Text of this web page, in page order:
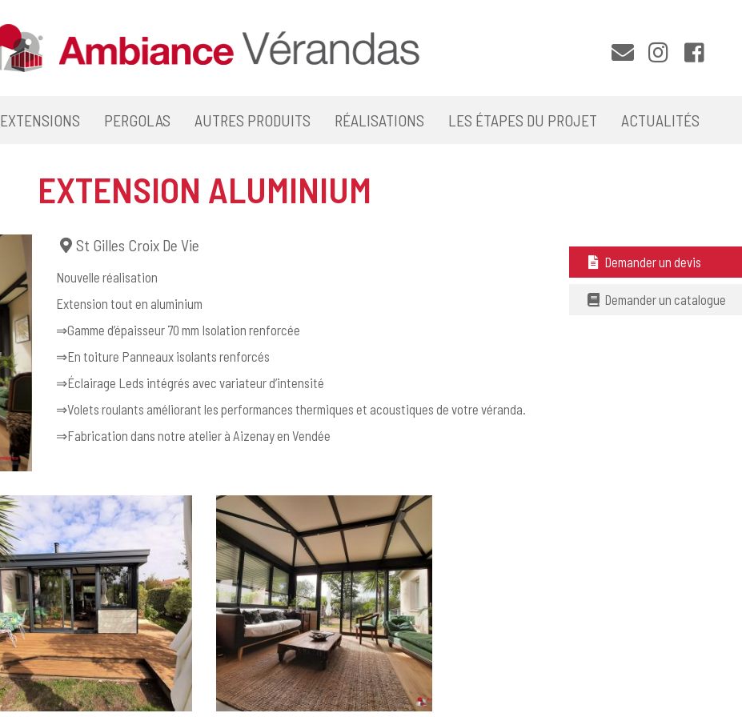
EXTENSIONS PERGOLAS AUTRES PRODUITS RÉALISATIONS LES ÉTAPES DU PROJET ACTUALITÉS
Demander un devis
Demander un catalogue
EXTENSION ALUMINIUM
St Gilles Croix De Vie
Nouvelle réalisation
Extension tout en aluminium
⇒Gamme d’épaisseur 70 mm Isolation renforcée
⇒En toiture Panneaux isolants renforcés
⇒Éclairage Leds intégrés avec variateur d’intensité
⇒Volets roulants améliorant les performances thermiques et acoustiques de votre véranda.
⇒Fabrication dans notre atelier à Aizenay en Vendée